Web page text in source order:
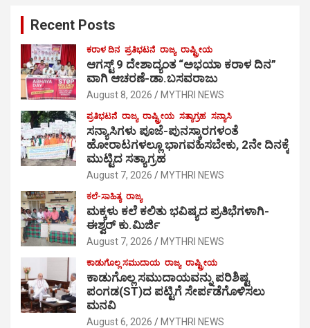
Recent Posts
ಕರಾಳ ದಿನ ಪ್ರತಿಭಟನೆ ರಾಜ್ಯ ರಾಷ್ಟ್ರೀಯ
ಆಗಸ್ಟ್ 9 ದೇಶಾದ್ಯಂತ “ಅಭಯಾ ಕರಾಳ ದಿನ”
ವಾಗಿ ಆಚರಣೆ-ಡಾ.ಬಸವರಾಜು
August 8, 2026 MYTHRI NEWS
ಪ್ರತಿಭಟನೆ ರಾಜ್ಯ ರಾಷ್ಟ್ರೀಯ ಸತ್ಯಾಗ್ರಹ ಸನ್ಯಾಸಿ
ಸನ್ಯಾಸಿಗಳು ಪೂಜೆ-ಪುನಸ್ಕಾರಗಳಂತೆ
ಹೋರಾಟಗಳಲ್ಲೂ ಭಾಗವಹಿಸಬೇಕು, 2ನೇ ದಿನಕ್ಕೆ
ಮುಟ್ಟಿದ ಸತ್ಯಾಗ್ರಹ
August 7, 2026 MYTHRI NEWS
ಕಲೆ-ಸಾಹಿತ್ಯ ರಾಜ್ಯ
ಮಕ್ಕಳು ಕಲೆ ಕಲಿತು ಭವಿಷ್ಯದ ಪ್ರತಿಭೆಗಳಾಗಿ-
ಈಶ್ವರ್ ಕು.ಮಿರ್ಜಿ
August 7, 2026 MYTHRI NEWS
ಕಾಡುಗೊಲ್ಲ ಸಮುದಾಯ ರಾಜ್ಯ ರಾಷ್ಟ್ರೀಯ
ಕಾಡುಗೊಲ್ಲ ಸಮುದಾಯವನ್ನು ಪರಿಶಿಷ್ಟ
ಪಂಗಡ(ST)ದ ಪಟ್ಟಿಗೆ ಸೇರ್ಪಡೆಗೊಳಿಸಲು
ಮನವಿ
August 6, 2026 MYTHRI NEWS